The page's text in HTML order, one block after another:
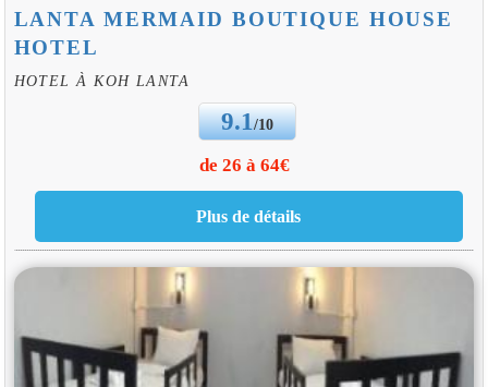
LANTA MERMAID BOUTIQUE HOUSE
HOTEL
HOTEL À KOH LANTA
9.1/10
de 26 à 64€